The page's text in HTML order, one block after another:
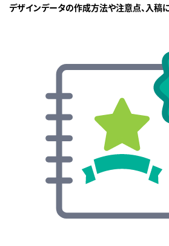
デザインデータの作成方法や注意点、入稿